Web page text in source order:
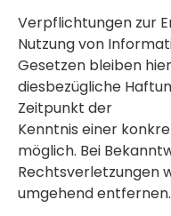
Verpflichtungen zur
Nutzung von
Gesetzen bleiben
diesbezügliche
Zeitpunkt der
Kenntnis einer
möglich. Bei
Rechtsverletzungen
umgehend entfernen.